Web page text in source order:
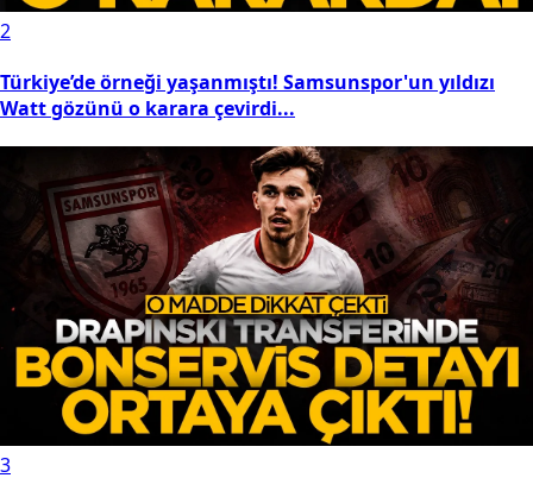
2
Türkiye’de örneği yaşanmıştı! Samsunspor'un yıldızı
Watt gözünü o karara çevirdi...
3